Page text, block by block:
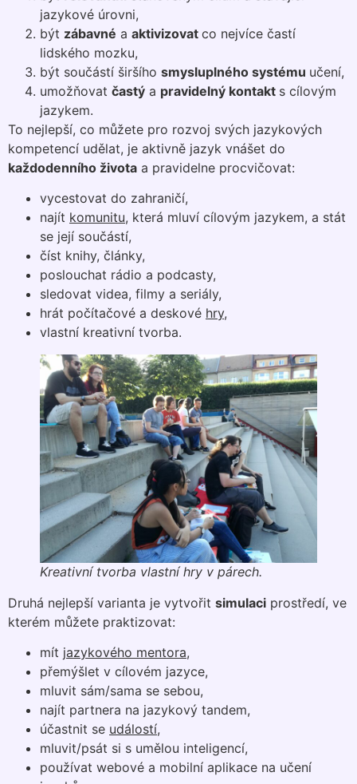
jazykové úrovni,
být zábavné a aktivizovat co nejvíce častí
lidského mozku,
být součástí širšího smysluplného systému učení,
umožňovat častý a pravidelný kontakt s cílovým
jazykem.
To nejlepší, co můžete pro rozvoj svých jazykových
kompetencí udělat, je aktivně jazyk vnášet do
každodenního života a pravidelne procvičovat:
vycestovat do zahraničí,
najít komunitu, která mluví cílovým jazykem, a stát
se její součástí,
číst knihy, články,
poslouchat rádio a podcasty,
sledovat videa, filmy a seriály,
hrát počítačové a deskové hry,
vlastní kreativní tvorba.
Kreativní tvorba vlastní hry v párech.
Druhá nejlepší varianta je vytvořit simulaci prostředí, ve
kterém můžete praktizovat:
mít jazykového mentora,
přemýšlet v cílovém jazyce,
mluvit sám/sama se sebou,
najít partnera na jazykový tandem,
účastnit se událostí,
mluvit/psát si s umělou inteligencí,
používat webové a mobilní aplikace na učení